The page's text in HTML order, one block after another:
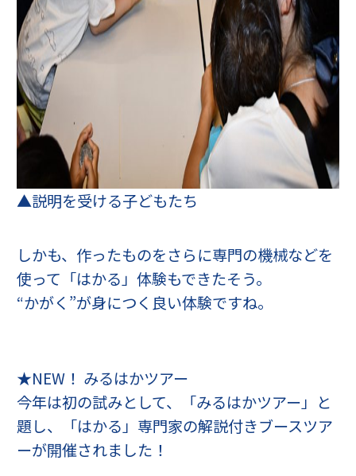
▲説明を受ける子どもたち
しかも、作ったものをさらに専門の機械などを
使って「はかる」体験もできたそう。
“かがく”が身につく良い体験ですね。
★NEW！ みるはかツアー
今年は初の試みとして、「みるはかツアー」と
題し、「はかる」専門家の解説付きブースツア
ーが開催されました！